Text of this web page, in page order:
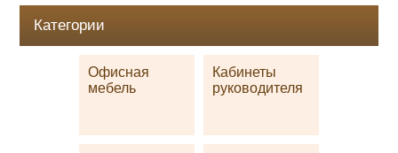
Категории
Офисная
мебель
Кабинеты
руководителя